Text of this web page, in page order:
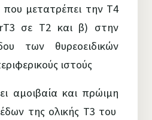
μετατρέπει την Τ4
σε Τ2 και β) στην
των θυρεοειδικών
ιστούς
αμοιβαία και πρώιμη
της ολικής Τ3 του